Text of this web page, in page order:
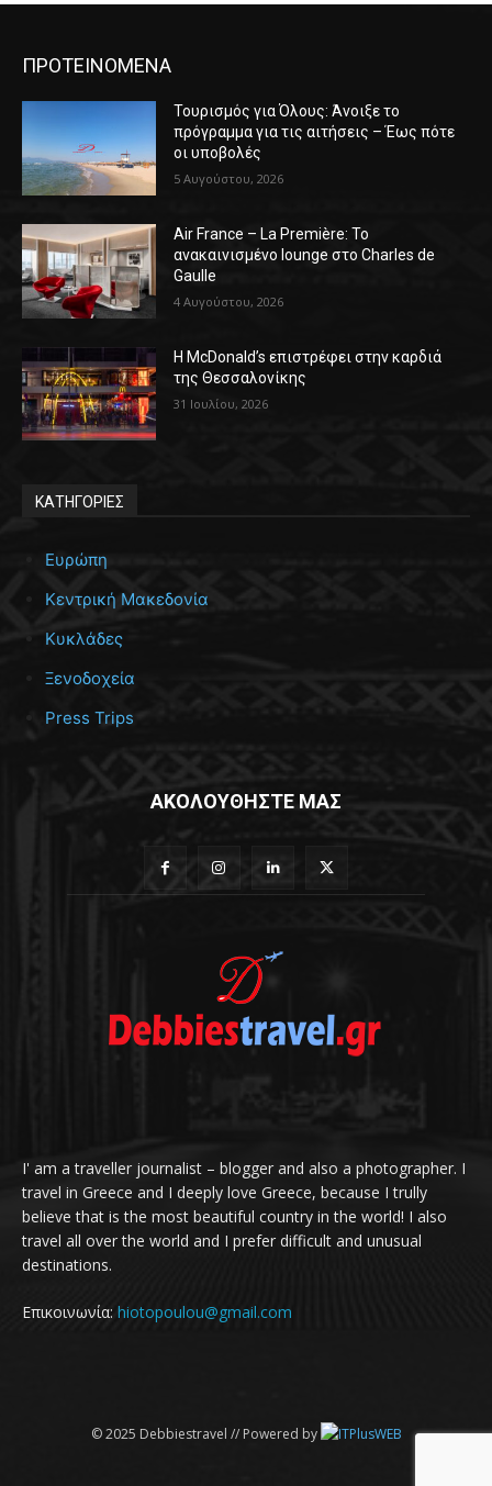
ΠΡΟΤΕΙΝΟΜΕΝΑ
Τουρισμός για Όλους: Άνοιξε το
πρόγραμμα για τις αιτήσεις – Έως πότε
οι υποβολές
5 Αυγούστου, 2026
Air France – La Première: Το
ανακαινισμένο lounge στο Charles de
Gaulle
4 Αυγούστου, 2026
Η McDonald’s επιστρέφει στην καρδιά
της Θεσσαλονίκης
31 Ιουλίου, 2026
ΚΑΤΗΓΟΡΙΕΣ
Ευρώπη
Κεντρική Μακεδονία
Κυκλάδες
Ξενοδοχεία
Press Trips
ΑΚΟΛΟΥΘΗΣΤΕ ΜΑΣ
I' am a traveller journalist – blogger and also a photographer. I
travel in Greece and I deeply love Greece, because I trully
believe that is the most beautiful country in the world! I also
travel all over the world and I prefer difficult and unusual
destinations.
Επικοινωνία: hiotopoulou@gmail.com
© 2025 Debbiestravel // Powered by